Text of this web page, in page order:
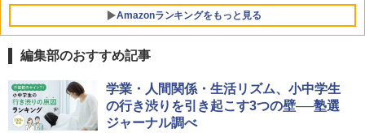
対象年齢6歳から 数千点のキッズコンテ
ンツが1年間使い放題
￥26,980
Amazonランキングをもっと見る
1
ThinkFun ボードゲーム 「サーキット・
メイズ」 配線回路をプログラミングする
日本語説明書付 8歳~ 76341 誕生日 クリ
スマス
編集部のおすすめ記事
学業・人間関係・生活リズム、小中学生
の行き渋りを引き起こす3つの壁──塾選
ジャーナル調べ